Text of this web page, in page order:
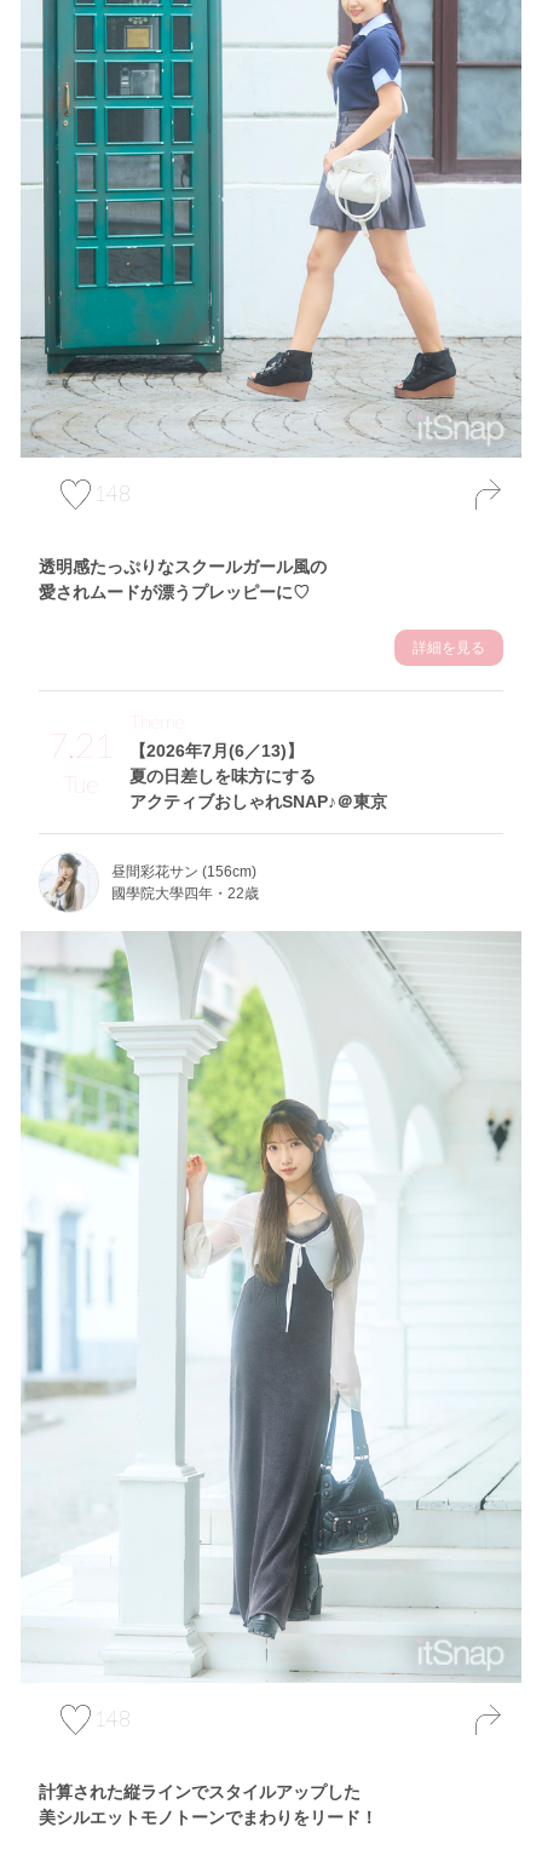
148
透明感たっぷりなスクールガール風の
愛されムードが漂うプレッピーに♡
詳細を見る
7.21
Tue
【2026年7月(6／13)】
夏の日差しを味方にする
アクティブおしゃれSNAP♪＠東京
Theme
昼間彩花サン (156cm)
國學院大學四年・22歳
148
計算された縦ラインでスタイルアップした
美シルエットモノトーンでまわりをリード！